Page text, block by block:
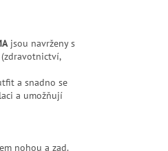
jsou navrženy s
a snadno se
a umožňují
nohou a zad.